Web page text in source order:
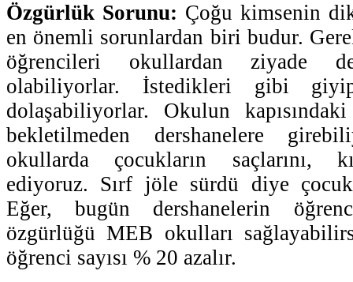
Özgürlük Sorunu: Çoğu kimsenin
en önemli sorunlardan biri budur.
öğrencileri okullardan ziyade
olabiliyorlar. İstedikleri gibi
dolaşabiliyorlar. Okulun
bekletilmeden dershanelere
okullarda çocukların saçlarını,
ediyoruz. Sırf jöle sürdü diye
Eğer, bugün dershanelerin
özgürlüğü MEB okulları
öğrenci sayısı % 20 azalır.